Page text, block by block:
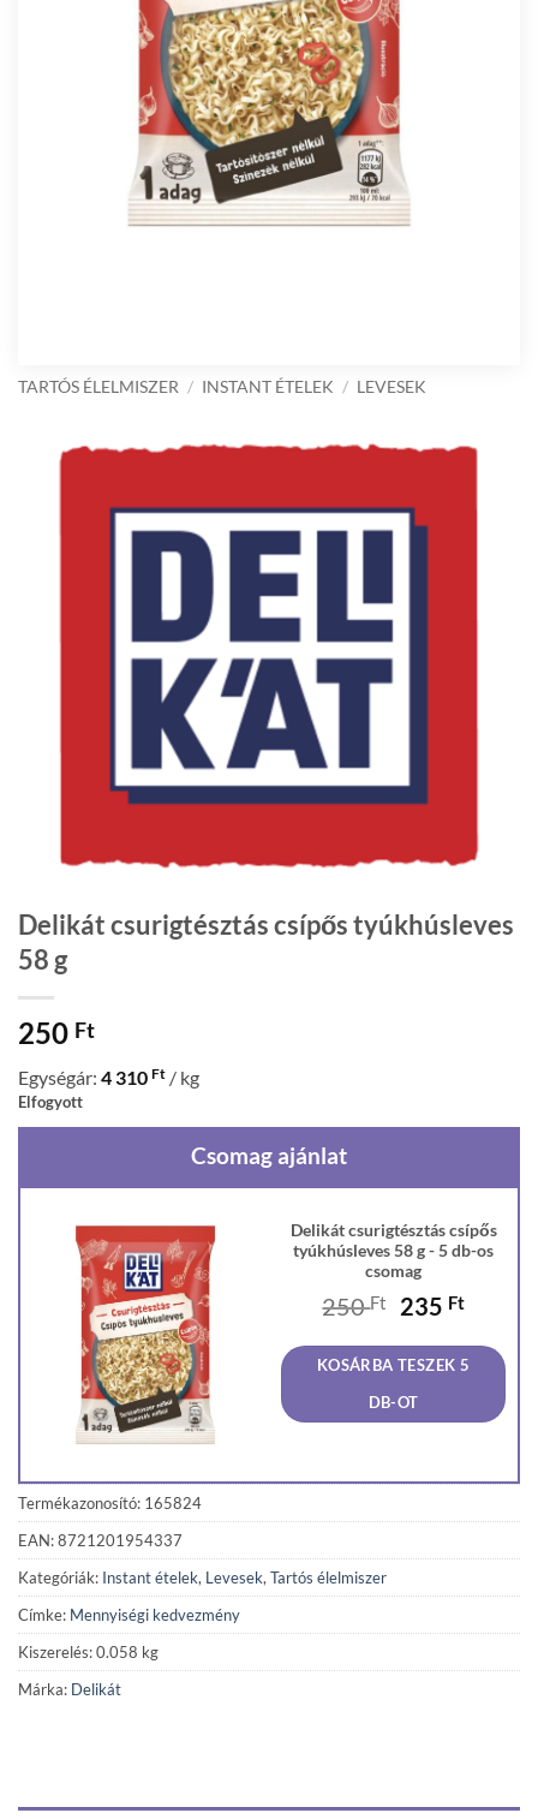
TARTÓS ÉLELMISZER / INSTANT ÉTELEK / LEVESEK
Delikát csurigtésztás csípős tyúkhúsleves
58 g
250 Ft
Egységár: 4 310 Ft / kg
Elfogyott
Csomag ajánlat
Delikát csurigtésztás csípős
tyúkhúsleves 58 g - 5 db-os
csomag
250Ft
Original
was:
250 Ft.
235 Ft
is:
235
KOSÁRBA TESZEK 5
DB-OT
Termékazonosító: 165824
EAN: 8721201954337
Kategóriák: Instant ételek, Levesek, Tartós élelmiszer
Címke: Mennyiségi kedvezmény
Kiszerelés: 0.058 kg
Márka: Delikát